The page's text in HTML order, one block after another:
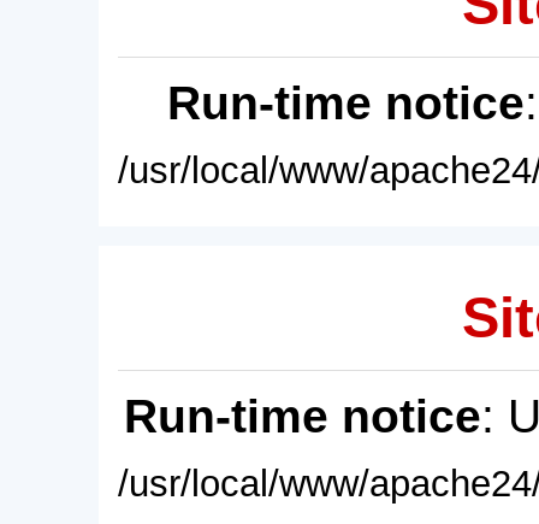
Run-time notice
/usr/local/www/
Run-time notice:
/usr/local/www/